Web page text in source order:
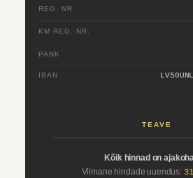
REG. NR.
KM REG. NR.
PANK
IBAN
TEAVE
Kõik hinnad on
Viimane hindade uuendus: